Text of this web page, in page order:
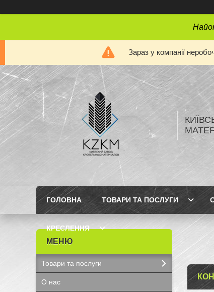
Зараз у компанії
ГОЛОВНА ТОВАРИ ТА ПОСЛУГИ
КРЕСЛЕННЯ
Товари та послуги
О нас